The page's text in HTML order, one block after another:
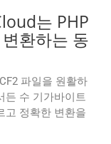
는 PHP
환하는 동
파일을 원활하
든 수 기가바이트
고 정확한 변환을